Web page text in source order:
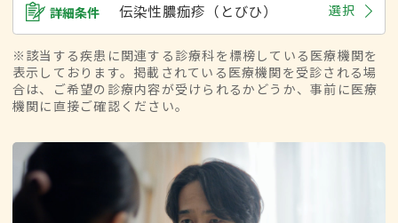
詳細条件 伝染性膿痂疹（とびひ） 選択
※該当する疾患に関連する診療科を標榜している医療機関を
表示しております。掲載されている医療機関を受診される場
合は、ご希望の診療内容が受けられるかどうか、事前に医療
機関に直接ご確認ください。